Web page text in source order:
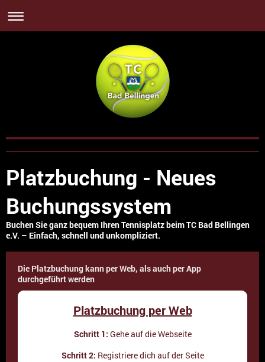
Platzbuchung - Neues
Buchungssystem
Buchen Sie ganz bequem Ihren Tennisplatz beim TC Bad Bellingen
e.V. – Einfach, schnell und unkompliziert.
Die Platzbuchung kann per Web, als auch per App
durchgeführt werden
Platzbuchung per Web
Schritt 1: Gehe auf die Webseite
Schritt 2: Registriere dich auf der Seite